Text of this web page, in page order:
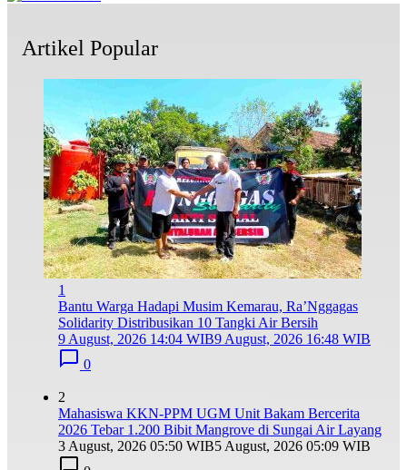
Artikel Popular
1
Bantu Warga Hadapi Musim Kemarau, Ra’Nggagas
Solidarity Distribusikan 10 Tangki Air Bersih
9 August, 2026 14:04 WIB9 August, 2026 16:48 WIB
0
2
Mahasiswa KKN-PPM UGM Unit Bakam Bercerita
2026 Tebar 1.200 Bibit Mangrove di Sungai Air Layang
3 August, 2026 05:50 WIB5 August, 2026 05:09 WIB